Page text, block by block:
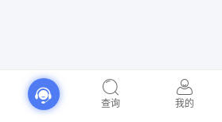
查询 我的